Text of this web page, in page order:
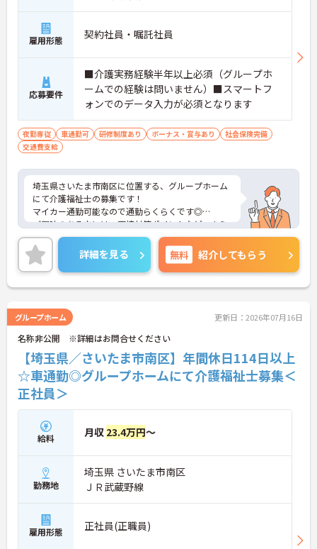
雇用形態 契約社員・嘱託社員
応募要件
■介護実務経験半年以上必須（グループホ
ームでの経験は問いません）■スマートフ
ォンでのデータ入力が必須となります
夜勤専従 車通勤可 研修制度あり ボーナス・賞与あり
社会保険完備
交通費支給
埼玉県さいたま市南区に位置する、グループホーム
にて介護福祉士の募集です！
マイカー通勤可能なので通勤らくらくです◎
ご興味のある方には、面接対策ポイントなど、さら
に詳細をお話しいたしますのでお気軽にご相談くだ
さい！
詳細を見る 無料 紹介してもらう
グループホーム 更新日：2026年07月16日
名称非公開 ※詳細はお問合せください
【埼玉県／さいたま市南区】年間休日114日以上
☆車通勤◎グループホームにて介護福祉士募集＜
正社員＞
給料 月収 23.4万円～
勤務地
埼玉県 さいたま市南区
ＪＲ武蔵野線
雇用形態 正社員(正職員)